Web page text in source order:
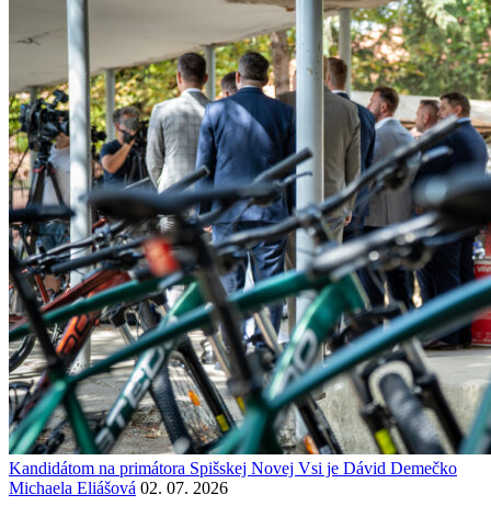
Kandidátom na primátora Spišskej Novej Vsi je Dávid Demečko
Michaela Eliášová 02. 07. 2026